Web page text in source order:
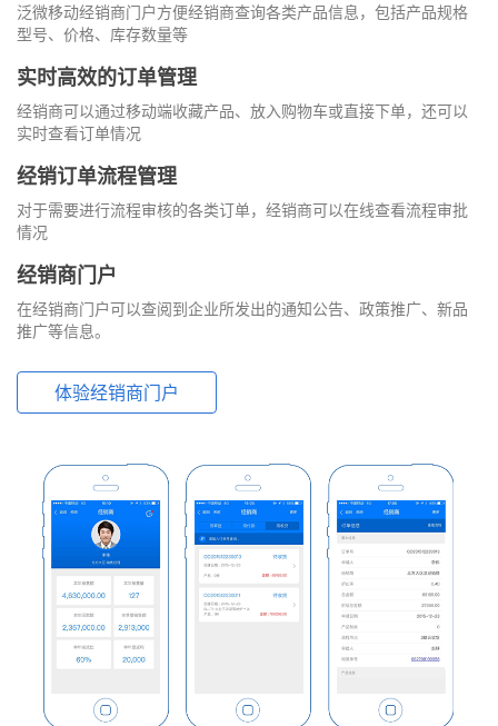
泛微移动经销商门户方便经销商查询各类产品信息，包括产品规格
型号、价格、库存数量等
实时高效的订单管理
经销商可以通过移动端收藏产品、放入购物车或直接下单，还可以
实时查看订单情况
经销订单流程管理
对于需要进行流程审核的各类订单，经销商可以在线查看流程审批
情况
经销商门户
在经销商门户可以查阅到企业所发出的通知公告、政策推广、新品
推广等信息。
体验经销商门户